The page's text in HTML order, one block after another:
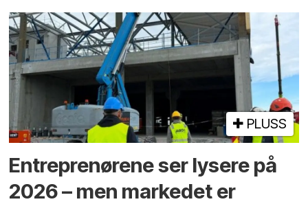
PLUSS
Entreprenørene ser lysere på
2026 – men markedet er